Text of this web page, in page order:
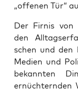
„offe­nen Tür“
Der Fir­nis von
den
schen und den
Medi­en und
bekann­ten
ernüch­tern­den